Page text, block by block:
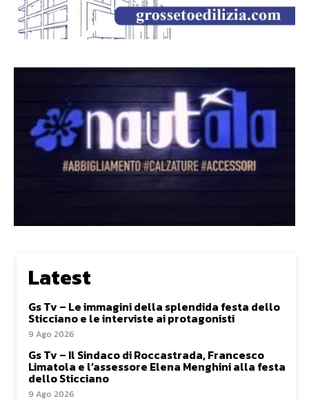
Latest
Gs Tv – Le immagini della splendida festa dello
Sticciano e le interviste ai protagonisti
9 Ago 2026
Gs Tv – Il Sindaco di Roccastrada, Francesco
Limatola e l’assessore Elena Menghini alla festa
dello Sticciano
9 Ago 2026